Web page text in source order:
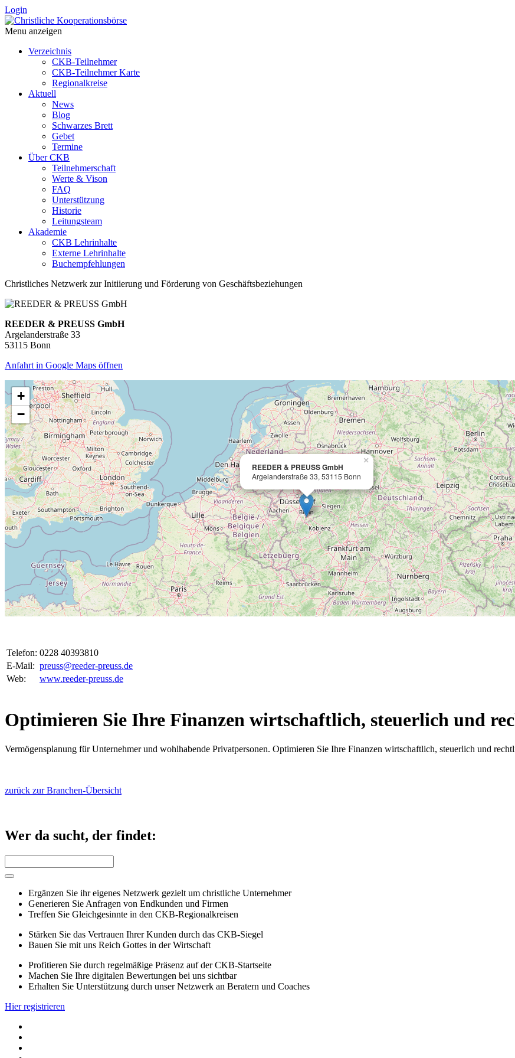
Login
Menu anzeigen
Verzeichnis
CKB-Teilnehmer
CKB-Teilnehmer Karte
Regionalkreise
Aktuell
News
Blog
Schwarzes Brett
Gebet
Termine
Über CKB
Teilnehmerschaft
Werte & Vison
FAQ
Unterstützung
Historie
Leitungsteam
Akademie
CKB Lehrinhalte
Externe Lehrinhalte
Buchempfehlungen
Christliches Netzwerk zur Initiierung und Förderung von Geschäftsbeziehungen
REEDER & PREUSS GmbH
Argelanderstraße 33
53115 Bonn
Anfahrt in Google Maps öffnen
REEDER & PREUSS GmbH
Argelanderstraße 33, 53115 Bonn
×
+
−
Telefon: 0228 40393810
E-Mail: preuss@reeder-preuss.de
Web:
www.reeder-preuss.de
Optimieren Sie Ihre Finanzen wirtschaftlich, steuerlich und
Vermögensplanung für Unternehmer und wohlhabende Privatpersonen. Optimieren Sie Ihre Finanzen wirtschaftlich, steuerlich und
zurück zur Branchen-Übersicht
Wer da sucht, der findet:
Ergänzen Sie ihr eigenes Netzwerk gezielt um christliche Unternehmer
Generieren Sie Anfragen von Endkunden und Firmen
Treffen Sie Gleichgesinnte in den CKB-Regionalkreisen
Stärken Sie das Vertrauen Ihrer Kunden durch das CKB-Siegel
Bauen Sie mit uns Reich Gottes in der Wirtschaft
Profitieren Sie durch regelmäßige Präsenz auf der CKB-Startseite
Machen Sie Ihre digitalen Bewertungen bei uns sichtbar
Erhalten Sie Unterstützung durch unser Netzwerk an Beratern und Coaches
Hier registrieren